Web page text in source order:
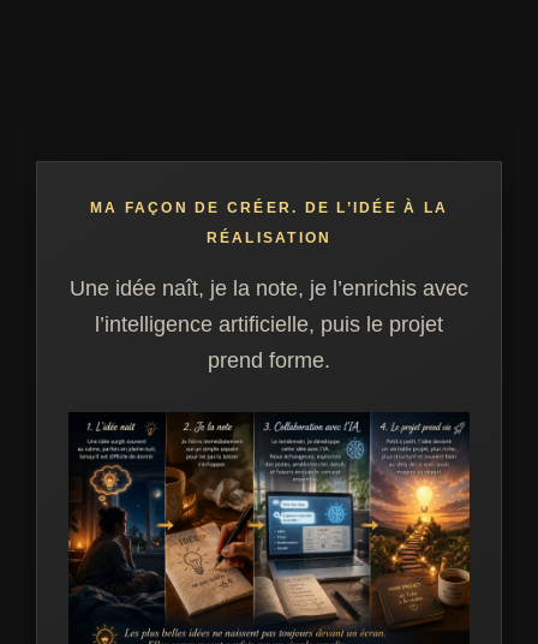
MA FAÇON DE CRÉER. DE L’IDÉE À LA
RÉALISATION
Une idée naît, je la note, je l’enrichis avec
l’intelligence artificielle, puis le projet
prend forme.